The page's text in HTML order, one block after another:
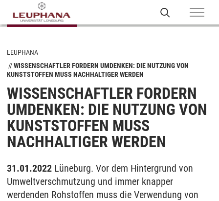
LEUPHANA
WISSENSCHAFTLER FORDERN UMDENKEN: DIE NUTZUNG VON
KUNSTSTOFFEN MUSS NACHHALTIGER WERDEN
WISSENSCHAFTLER FORDERN
UMDENKEN: DIE NUTZUNG VON
KUNSTSTOFFEN MUSS
NACHHALTIGER WERDEN
31.01.2022 Lüneburg. Vor dem Hintergrund von
Umweltverschmutzung und immer knapper
werdenden Rohstoffen muss die Verwendung von